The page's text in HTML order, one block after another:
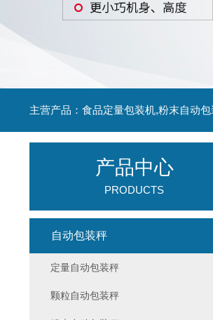
主营产品：食品定量包装机,粉末自动
产品中心
PRODUCTS
自动包装秤
定量自动包装秤
颗粒自动包装秤